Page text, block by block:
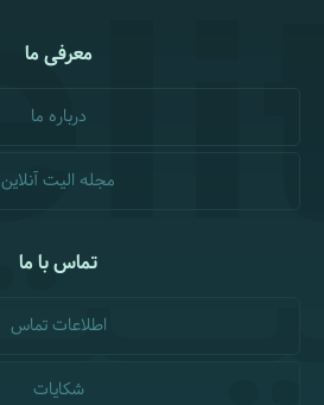
معرفی ما
درباره ما
مجله الیت آنلاین
تماس با ما
اطلاعات تماس
شکایات